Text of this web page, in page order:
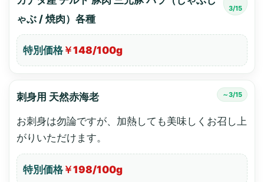
ゃぶ / 焼肉）各種
3/15
特別価格 ￥148/100g
刺身用 天然赤海老 ～3/15
お刺身は勿論ですが、加熱しても美味しくお召し上
がりいただけます。
特別価格 ￥198/100g